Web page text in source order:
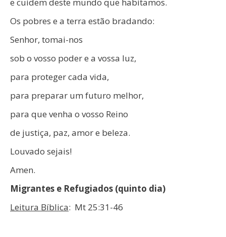
Os pobres e a terra estão bradando:
Senhor, tomai-nos
sob o vosso poder e a vossa luz,
para proteger cada vida,
para preparar um futuro melhor,
para que venha o vosso Reino
de justiça, paz, amor e beleza.
Louvado sejais!
Amen.
Migrantes e Refugiados (quinto dia)
Leitura Bíblica: Mt 25:31-46